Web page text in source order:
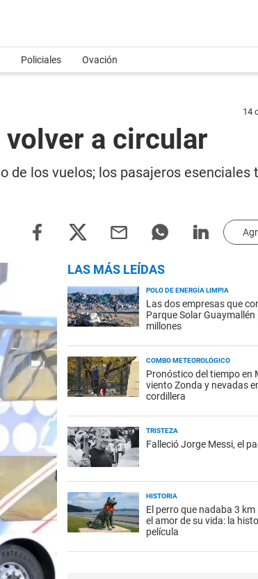
Policiales Ovación
14
a circular
de los vuelos; los pasajeros esenciales
LAS MÁS LEÍDAS
POLO DE ENERGÍA LIMPIA
Las dos empresas que
Parque Solar Guaymallén
millones
COMBO METEOROLÓGICO
Pronóstico del tiempo en
viento Zonda y nevadas
cordillera
TRISTEZA
Falleció Jorge Messi, el
HISTORIA
El perro que nadaba 3
el amor de su vida: la
película